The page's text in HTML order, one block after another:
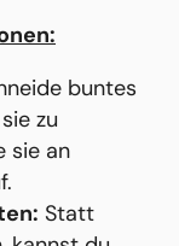
buntes
zu
sie an
Statt